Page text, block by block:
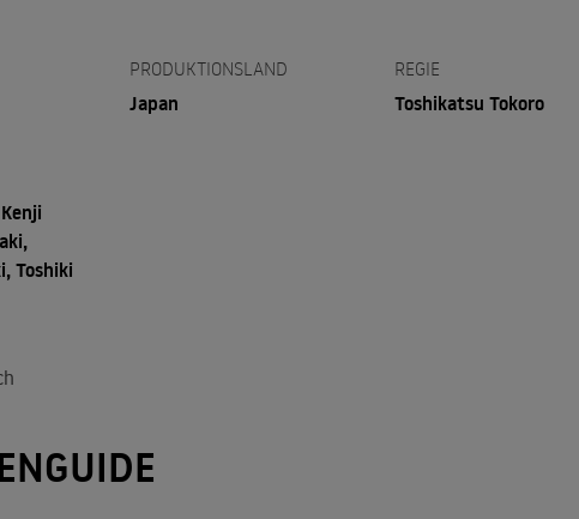
PRODUKTIONSLAND
Japan
REGIE
Toshikatsu Tokoro
Toshiki